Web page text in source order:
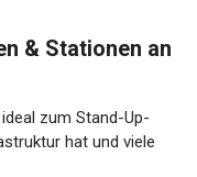
& Stationen an
zum Stand-Up-
hat und viele